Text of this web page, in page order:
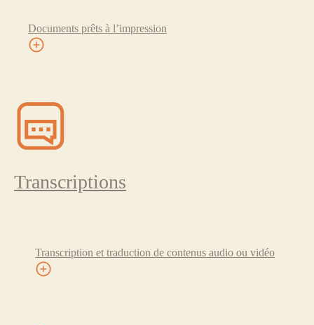
Documents prêts à l’impression
Transcriptions
Transcription et traduction de contenus audio ou vidéo